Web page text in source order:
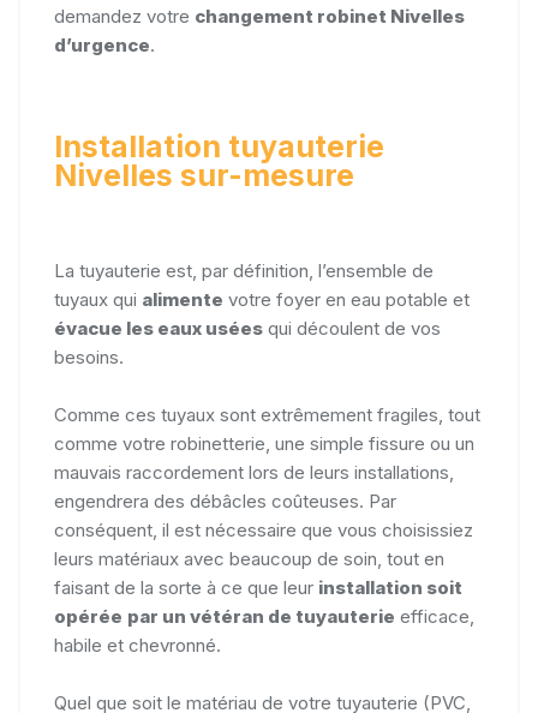
demandez votre changement robinet Nivelles
d’urgence.
Installation tuyauterie
Nivelles sur-mesure
La tuyauterie est, par définition, l’ensemble de
tuyaux qui alimente votre foyer en eau potable et
évacue les eaux usées qui découlent de vos
besoins.
Comme ces tuyaux sont extrêmement fragiles, tout
comme votre robinetterie, une simple fissure ou un
mauvais raccordement lors de leurs installations,
engendrera des débâcles coûteuses. Par
conséquent, il est nécessaire que vous choisissiez
leurs matériaux avec beaucoup de soin, tout en
faisant de la sorte à ce que leur installation soit
opérée par un vétéran de tuyauterie efficace,
habile et chevronné.
Quel que soit le matériau de votre tuyauterie (PVC,